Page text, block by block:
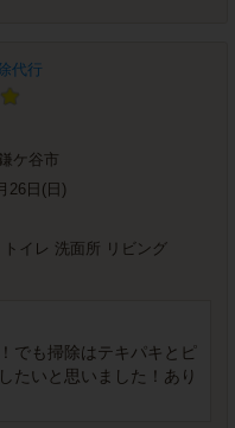
代行
ケ谷市
26日(日)
トイレ 洗面所 リビング
でも掃除はテキパキとピ
たいと思いました！あり